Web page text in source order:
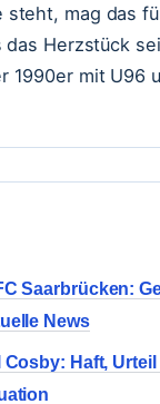
mag das
Herzstück
mit U96
Saarbrücken:
News
Cosby: Haft,